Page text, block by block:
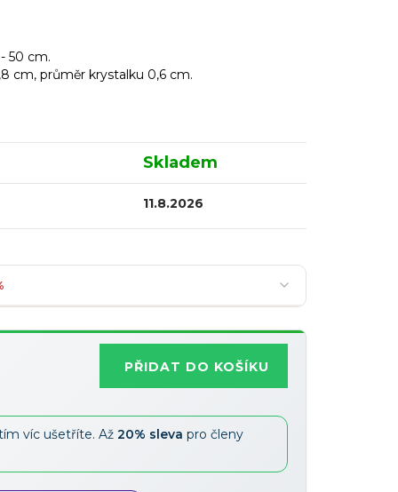
50 cm.
cm, průměr krystalku 0,6 cm.
Skladem
11.8.2026
Nejoblíbenější
PŘIDAT DO KOŠÍKU
víc ušetříte. Až 20% sleva pro členy